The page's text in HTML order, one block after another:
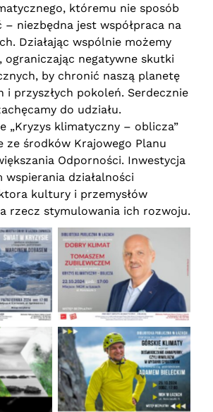
któremu nie sposób
– niezbędna jest współpraca na
Działając wspólnie możemy
ograniczając negatywne skutki
by chronić naszą planetę
i przyszłych pokoleń. Serdecznie
do udziału.
„Kryzys klimatyczny – oblicza”
ze środków Krajowego Planu
Odporności. Inwestycja
wspierania działalności
kultury i przemysłów
rzecz stymulowania ich rozwoju.
Brak podpisu
Brak podpisu